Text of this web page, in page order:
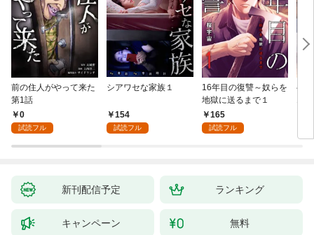
前の住人がやって来た
第1話
0
試読フル
シアワセな家族１
154
試読フル
16年目の復讐～奴らを
地獄に送るまで１
165
試読フル
ベ
新刊配信予定 ランキング
キャンペーン 無料